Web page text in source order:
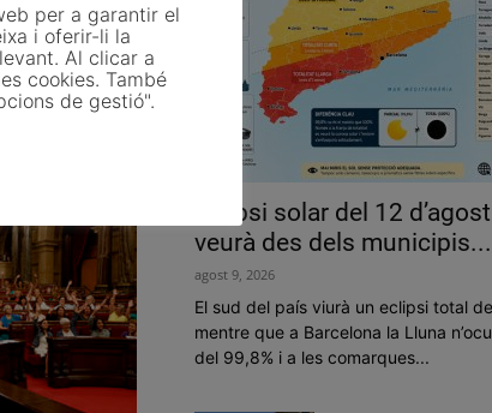
dels
per a...
Eclipsi solar del 12
veurà des dels municipis...
agost 9, 2026
El sud del país viurà un eclipsi total
mentre que a Barcelona la Lluna
del 99,8% i a les comarques...
per a garantir el
i oferir-li la
Al clicar a
cookies. També
de gestió".